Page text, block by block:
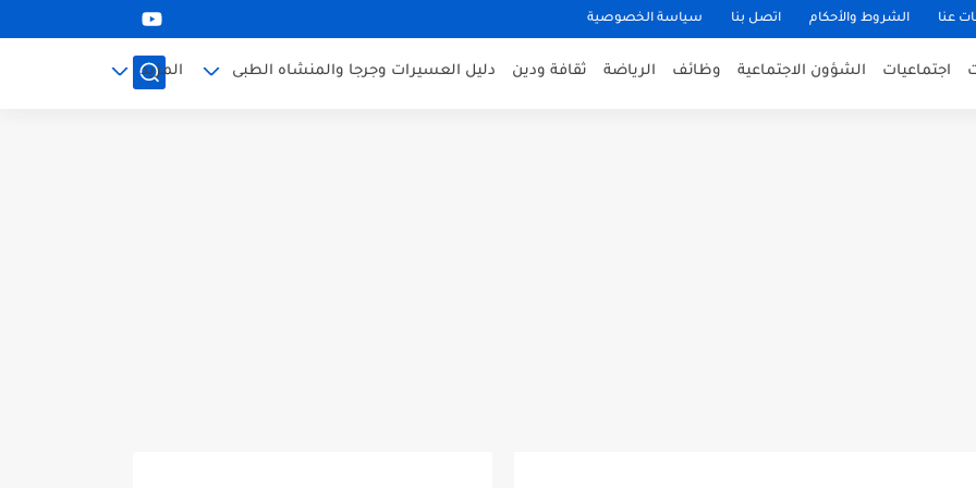
عنا الشروط والأحكام اتصل بنا سياسة الخصوصية
اجتماعيات الشؤون الاجتماعية وظائف الرياضة ثقافة ودين دليل العسيرات وجرجا والمنشاه الطبى المزيد